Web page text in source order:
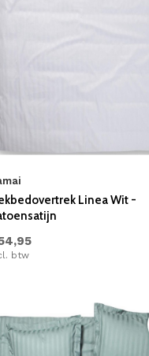
Linea Wit -
btw